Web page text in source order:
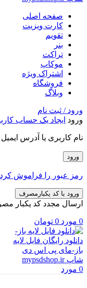
صفحه اصلی
کارت ویزیت
تقویم
بنر
تراکت
موکاپ
اشتراک ویژه
فروشگاه
وبلاگ
ورود / ثبت نام
ورود ایجاد یک حساب
نام کاربری یا آدرس ایمیل
ورود
رمز عبور را فراموش
ورود با کد یکبارمصرف
ارسال مجدد کد یکبار
0 مورد 0 تومان
0 مورد